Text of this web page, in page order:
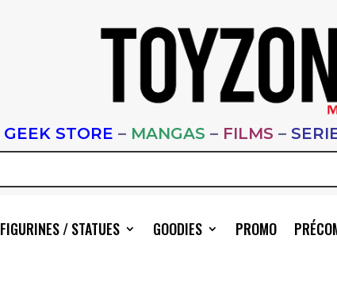
GEEK STORE – MANGAS – FILMS –
FIGURINES / STATUES GOODIES PROMO